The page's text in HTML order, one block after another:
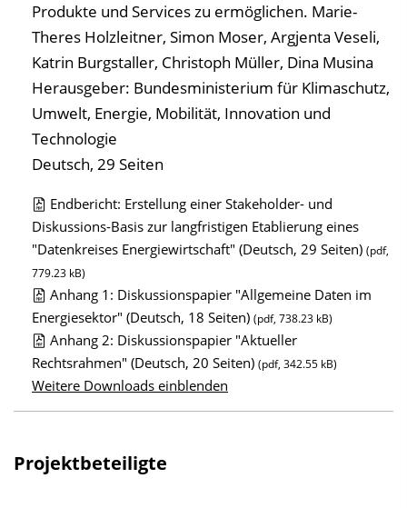
Produkte und Services zu ermöglichen. Marie-
Theres Holzleitner, Simon Moser, Argjenta Veseli,
Katrin Burgstaller, Christoph Müller, Dina Musina
Herausgeber: Bundesministerium für Klimaschutz,
Umwelt, Energie, Mobilität, Innovation und
Technologie
Deutsch, 29 Seiten
D
o
w
n
l
o
a
z
Endbericht: Erstellung einer Stakeholder- und
Diskussions-Basis zur langfristigen Etablierung eines
"Datenkreises Energiewirtschaft" (Deutsch, 29 Seiten) (pdf,
779.23 kB)
Anhang 1: Diskussionspapier "Allgemeine Daten im
Energiesektor" (Deutsch, 18 Seiten) (pdf, 738.23 kB)
Anhang 2: Diskussionspapier "Aktueller
Rechtsrahmen" (Deutsch, 20 Seiten) (pdf, 342.55 kB)
Weitere Downloads einblenden
Projektbeteiligte